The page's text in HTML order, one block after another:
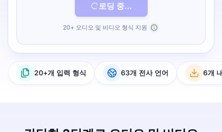
로딩 중...
20+ 오디오 및 비디오 형식 지원
20+개 입력 형식 63개 전사 언어 6개